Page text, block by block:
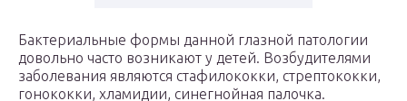
Бактериальные формы данной глазной патологии
довольно часто возникают у детей. Возбудителями
заболевания являются стафилококки, стрептококки,
гонококки, хламидии, синегнойная палочка.